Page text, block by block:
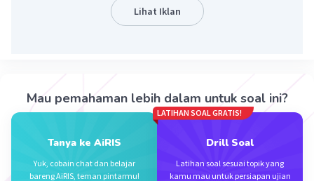
Iklan
Lihat Iklan
Mau pemahaman lebih dalam untuk soal ini?
Tanya ke AiRIS
Yuk, cobain chat dan belajar
bareng AiRIS, teman pintarmu!
LATIHAN SOAL GRATIS!
Drill Soal
Latihan soal sesuai topik yang
kamu mau untuk persiapan ujian